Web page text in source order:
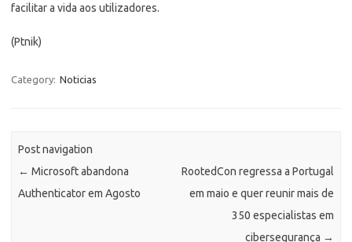
facilitar a vida aos utilizadores.
(Ptnik)
Category: Noticias
Post navigation
← Microsoft abandona
Authenticator em Agosto
RootedCon regressa a Portugal
em maio e quer reunir mais de
350 especialistas em
cibersegurança →